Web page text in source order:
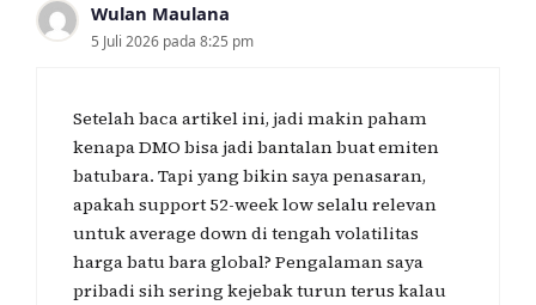
Wulan Maulana
5 Juli 2026 pada 8:25 pm
Setelah baca artikel ini, jadi makin paham
kenapa DMO bisa jadi bantalan buat emiten
batubara. Tapi yang bikin saya penasaran,
apakah support 52-week low selalu relevan
untuk average down di tengah volatilitas
harga batu bara global? Pengalaman saya
pribadi sih sering kejebak turun terus kalau